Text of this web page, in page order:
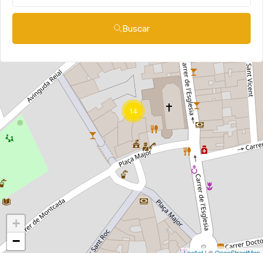
Buscar
14
+
−